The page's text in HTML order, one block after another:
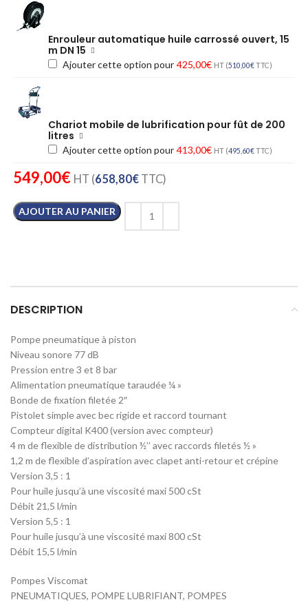
Enrouleur automatique huile carrossé ouvert, 15
m DN 15
Ajouter cette option pour 425,00€ HT (510,00€TTC)
Chariot mobile de lubrification pour fût de 200
litres
Ajouter cette option pour 413,00€ HT (495,60€TTC)
549,00€ HT (658,80€ TTC)
AJOUTER AU PANIER
DESCRIPTION
Pompe pneumatique à piston
Niveau sonore 77 dB
Pression entre 3 et 8 bar
Alimentation pneumatique taraudée ¼ »
Bonde de fixation filetée 2″
Pistolet simple avec bec rigide et raccord tournant
Compteur digital K400 (version avec compteur)
4 m de flexible de distribution ½’’ avec raccords filetés ½ »
1,2 m de flexible d’aspiration avec clapet anti-retour et crépine
Version 3,5 : 1
Pour huile jusqu’à une viscosité maxi 500 cSt
Débit 21,5 l/min
Version 5,5 : 1
Pour huile jusqu’à une viscosité maxi 800 cSt
Débit 15,5 l/min
Pompes Viscomat
PNEUMATIQUES, POMPE LUBRIFIANT, POMPES